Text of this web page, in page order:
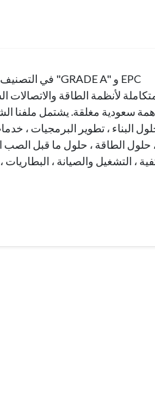
لأنظمة الطاقة
سعودية مغلقة. يشتمل ملفنا
، حلول الطاقة ، حلول ما قبل الصب
، التشغيل والصيانة ،